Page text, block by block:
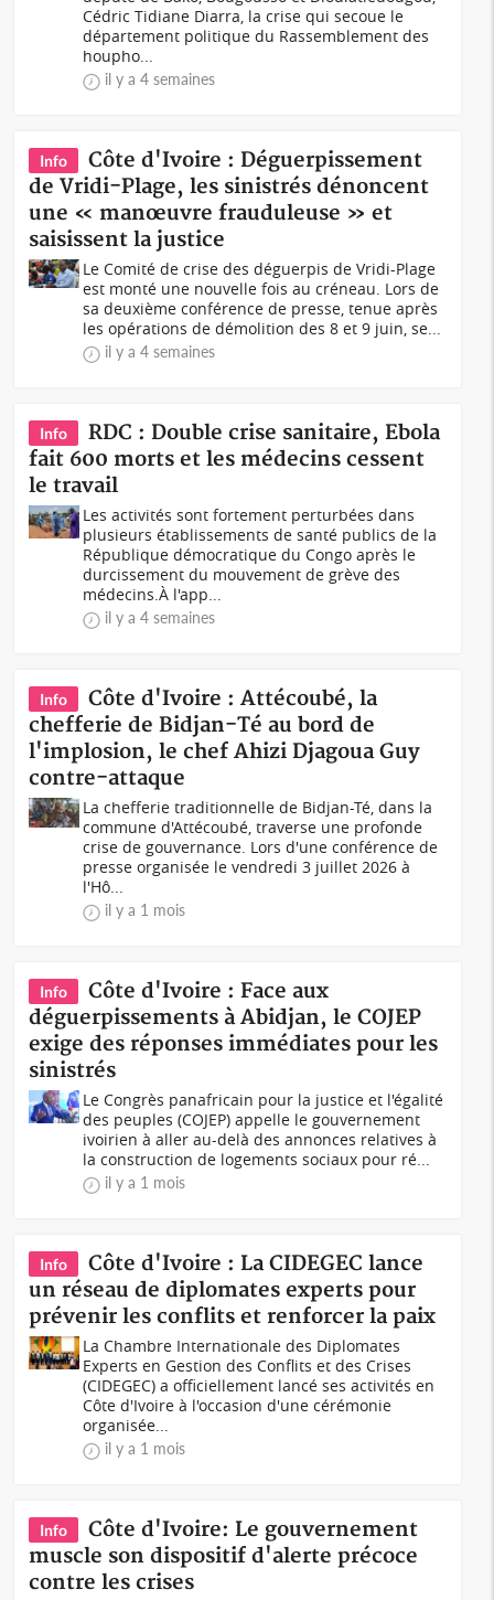
Cédric Tidiane Diarra, la crise qui secoue le
département politique du Rassemblement des
houpho...
il y a 4 semaines
Info
Côte d'Ivoire : Déguerpissement
de Vridi-Plage, les sinistrés dénoncent
une « manœuvre frauduleuse » et
saisissent la justice
Le Comité de crise des déguerpis de Vridi-Plage
est monté une nouvelle fois au créneau. Lors de
sa deuxième conférence de presse, tenue après
les opérations de démolition des 8 et 9 juin, se...
il y a 4 semaines
Info
RDC : Double crise sanitaire, Ebola
fait 600 morts et les médecins cessent
le travail
Les activités sont fortement perturbées dans
plusieurs établissements de santé publics de la
République démocratique du Congo après le
durcissement du mouvement de grève des
médecins.À l'app...
il y a 4 semaines
Info
Côte d'Ivoire : Attécoubé, la
chefferie de Bidjan-Té au bord de
l'implosion, le chef Ahizi Djagoua Guy
contre-attaque
La chefferie traditionnelle de Bidjan-Té, dans la
commune d'Attécoubé, traverse une profonde
crise de gouvernance. Lors d'une conférence de
presse organisée le vendredi 3 juillet 2026 à
l'Hô...
il y a 1 mois
Info
Côte d'Ivoire : Face aux
déguerpissements à Abidjan, le COJEP
exige des réponses immédiates pour les
sinistrés
Le Congrès panafricain pour la justice et l'égalité
des peuples (COJEP) appelle le gouvernement
ivoirien à aller au-delà des annonces relatives à
la construction de logements sociaux pour ré...
il y a 1 mois
Info
Côte d'Ivoire : La CIDEGEC lance
un réseau de diplomates experts pour
prévenir les conflits et renforcer la paix
La Chambre Internationale des Diplomates
Experts en Gestion des Conflits et des Crises
(CIDEGEC) a officiellement lancé ses activités en
Côte d'Ivoire à l'occasion d'une cérémonie
organisée...
il y a 1 mois
Info
Côte d'Ivoire: Le gouvernement
muscle son dispositif d'alerte précoce
contre les crises